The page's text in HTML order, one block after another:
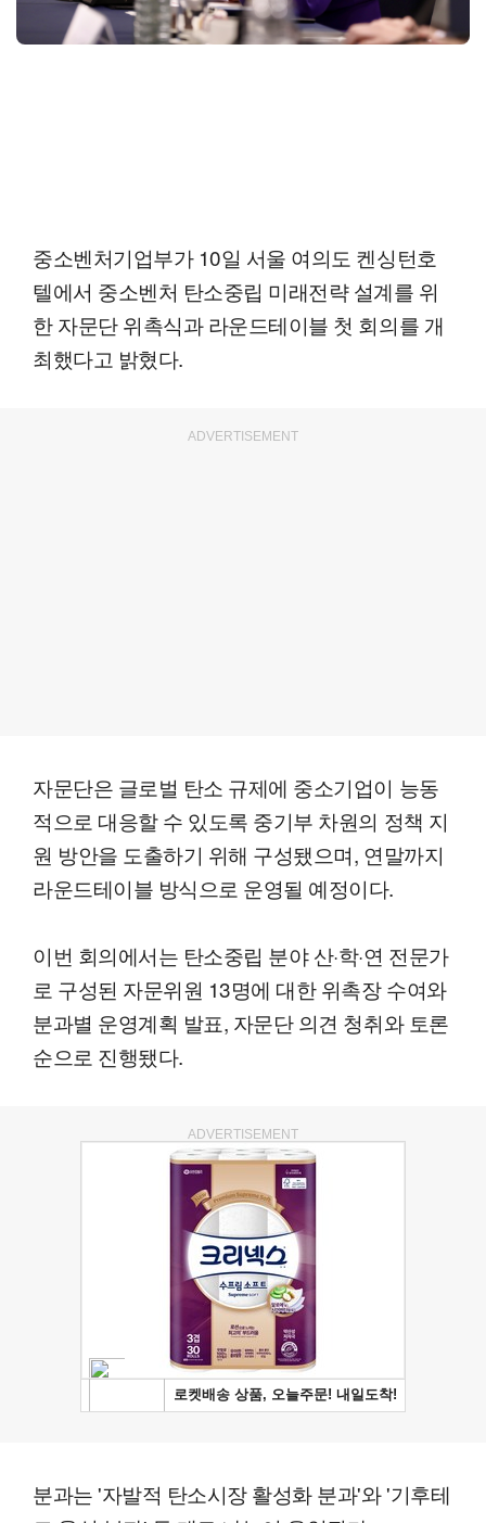
중소벤처기업부가 10일 서울 여의도 켄싱턴호
텔에서 중소벤처 탄소중립 미래전략 설계를 위
한 자문단 위촉식과 라운드테이블 첫 회의를 개
최했다고 밝혔다.
ADVERTISEMENT
자문단은 글로벌 탄소 규제에 중소기업이 능동
적으로 대응할 수 있도록 중기부 차원의 정책 지
원 방안을 도출하기 위해 구성됐으며, 연말까지
라운드테이블 방식으로 운영될 예정이다.
이번 회의에서는 탄소중립 분야 산·학·연 전문가
로 구성된 자문위원 13명에 대한 위촉장 수여와
분과별 운영계획 발표, 자문단 의견 청취와 토론
순으로 진행됐다.
ADVERTISEMENT
분과는 '자발적 탄소시장 활성화 분과'와 '기후테